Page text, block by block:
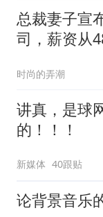
总裁妻子宣
司，薪资从
时尚的弄潮
讲真，是球
的！！！
新媒体 40跟贴
论背景音乐